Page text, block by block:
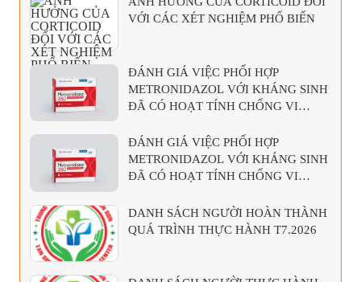
VỚI CÁC XÉT NGHIỆM PHỔ BIẾN
ĐÁNH GIÁ VIỆC PHỐI HỢP
METRONIDAZOL VỚI KHÁNG SINH
ĐÃ CÓ HOẠT TÍNH CHỐNG VI
ĐÁNH GIÁ VIỆC PHỐI HỢP
METRONIDAZOL VỚI KHÁNG SINH
ĐÃ CÓ HOẠT TÍNH CHỐNG VI
DANH SÁCH NGƯỜI HOÀN THÀNH
QUÁ TRÌNH THỰC HÀNH T7.2026